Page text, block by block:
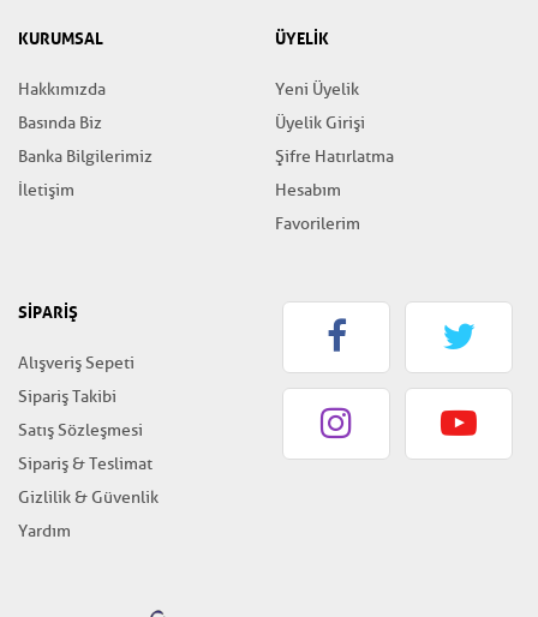
KURUMSAL
Hakkımızda
Basında Biz
Banka Bilgilerimiz
İletişim
ÜYELİK
Yeni Üyelik
Üyelik Girişi
Şifre Hatırlatma
Hesabım
Favorilerim
SİPARİŞ
Alışveriş Sepeti
Sipariş Takibi
Satış Sözleşmesi
Sipariş & Teslimat
Gizlilik & Güvenlik
Yardım